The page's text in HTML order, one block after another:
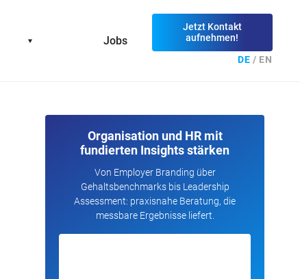
Jobs
Jetzt Kontakt
aufnehmen!
DE / EN
Organisation und HR mit
fundierten Insights stärken
Von Employer Branding über
Gehaltsbenchmarks bis Leadership
Assessment: praxisnahe Beratung, die
messbare Ergebnisse liefert.